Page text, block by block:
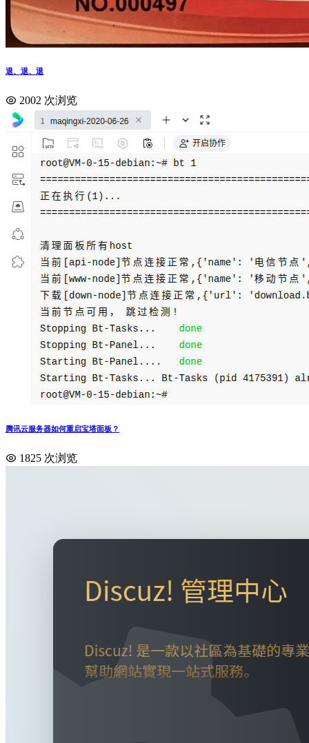
退、退、退
2002 次浏览
腾讯云服务器如何重启宝塔面板？
1825 次浏览